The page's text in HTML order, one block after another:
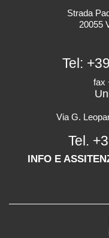
Strada
20055
Tel:
fax
Via G.
Tel.
INFO E